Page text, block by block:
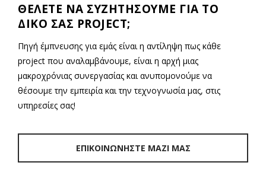
ΘΕΛΕΤΕ ΝΑ ΣΥΖΗΤΗΣΟΥΜΕ ΓΙΑ ΤΟ
ΔΙΚΟ ΣΑΣ PROJECT;
Πηγή έμπνευσης για εμάς είναι η αντίληψη πως κάθε
project που αναλαμβάνουμε, είναι η αρχή μιας
μακροχρόνιας συνεργασίας και ανυπομονούμε να
θέσουμε την εμπειρία και την τεχνογνωσία μας, στις
υπηρεσίες σας!
ΕΠΙΚΟΙΝΩΝΗΣΤΕ ΜΑΖΙ ΜΑΣ